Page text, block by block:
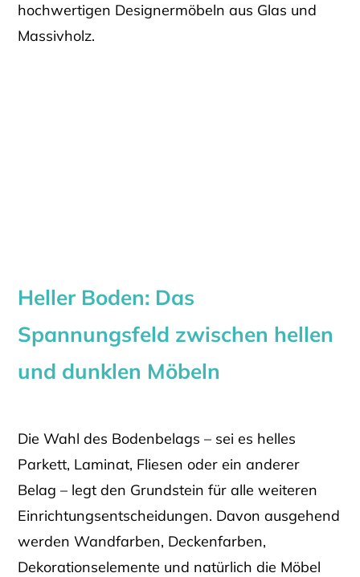
hochwertigen Designermöbeln aus Glas und
Massivholz.
Heller Boden: Das
Spannungsfeld zwischen hellen
und dunklen Möbeln
Die Wahl des Bodenbelags – sei es helles
Parkett, Laminat, Fliesen oder ein anderer
Belag – legt den Grundstein für alle weiteren
Einrichtungsentscheidungen. Davon ausgehend
werden Wandfarben, Deckenfarben,
Dekorationselemente und natürlich die Möbel